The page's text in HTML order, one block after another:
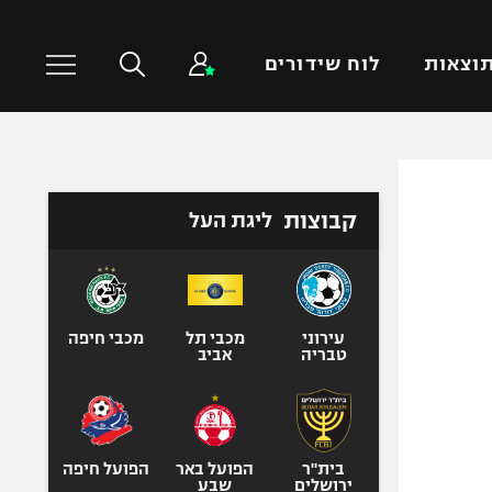
תוצאות לוח שידורים
טניס
כדורעף
ספורט אולימפי
קבוצות ליגת העל
עירוני
טבריה
מכבי תל
אביב
מכבי חיפה
בית"ר
ירושלים
הפועל באר
שבע
הפועל חיפה